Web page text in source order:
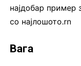
најдобар пример
со најлошото.rn
Вага